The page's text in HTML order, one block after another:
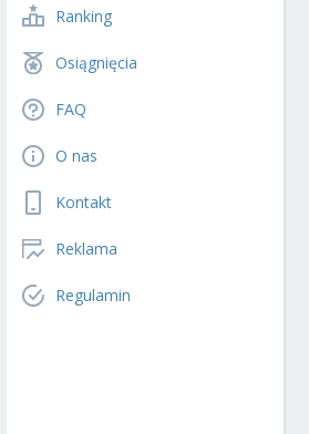
Ranking
Osiągnięcia
FAQ
O nas
Kontakt
Reklama
Regulamin